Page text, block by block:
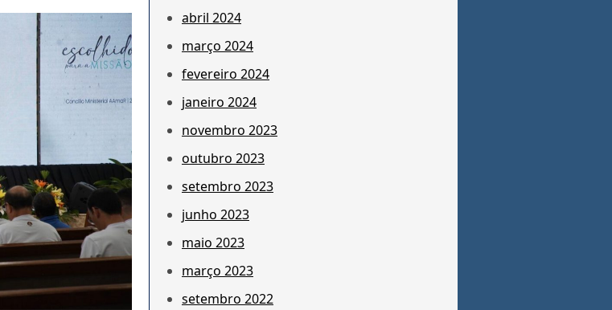
abril 2024
março 2024
fevereiro 2024
janeiro 2024
novembro 2023
outubro 2023
setembro 2023
junho 2023
maio 2023
março 2023
setembro 2022